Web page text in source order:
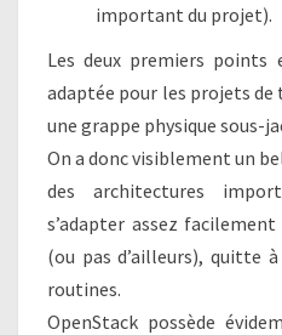
important du projet).
Les deux premiers
adaptée pour les projets de
une grappe physique sous-
On a donc visiblement un
des architectures
s’adapter assez
(ou pas d’ailleurs), quitte
routines.
OpenStack possède